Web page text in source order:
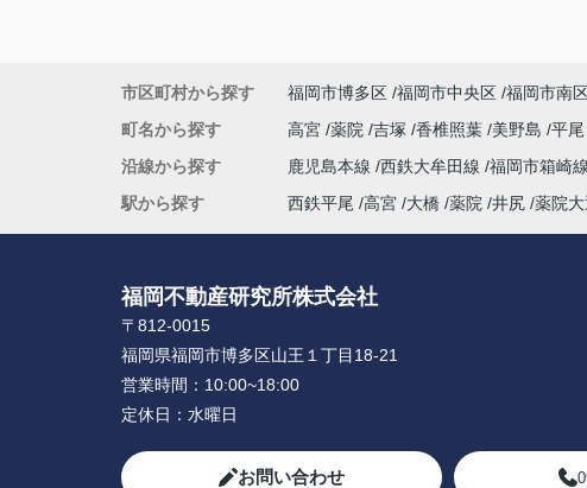
市区町村から探す 福岡市博多区 福岡市中央区 福岡市南
町名から探す
高宮 薬院 吉塚 香椎照葉 美野島 平尾
沿線から探す
鹿児島本線 西鉄大牟田線 福岡市箱崎線
駅から探す
西鉄平尾 高宮 大橋 薬院 井尻 薬院大
福岡不動産研究所株式会社
〒812-0015
福岡県福岡市博多区山王１丁目18-21
営業時間： 10:00~18:00
定休日： 水曜日
お問い合わせ